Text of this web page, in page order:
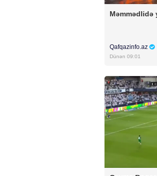
Məmmədlidə
Qafqazinfo.az
Dünən 09:01